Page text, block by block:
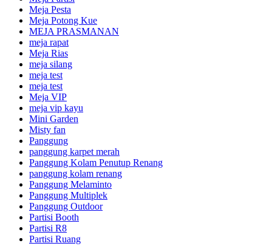
Meja Pesta
Meja Potong Kue
MEJA PRASMANAN
meja rapat
Meja Rias
meja silang
meja test
meja test
Meja VIP
meja vip kayu
Mini Garden
Misty fan
Panggung
panggung karpet merah
Panggung Kolam Penutup Renang
panggung kolam renang
Panggung Melaminto
Panggung Multiplek
Panggung Outdoor
Partisi Booth
Partisi R8
Partisi Ruang